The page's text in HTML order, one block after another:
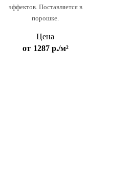
эффектов. Поставляется в
порошке.
Цена
от 1287 р./м²